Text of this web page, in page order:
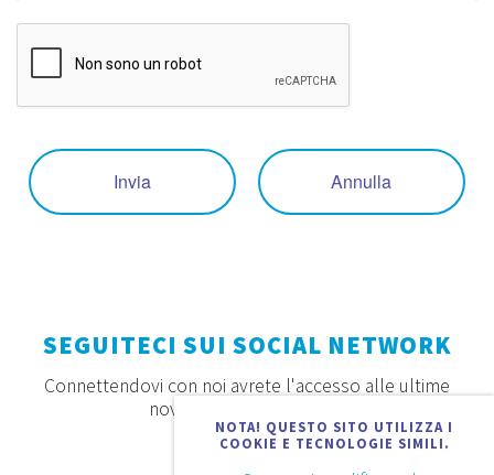
Invia Annulla
NOTA! QUESTO SITO UTILIZZA I
COOKIE E TECNOLOGIE SIMILI.
SEGUITECI SUI SOCIAL NETWORK
Connettendovi con noi avrete l'accesso alle ultime
novità, offerte e prodotti